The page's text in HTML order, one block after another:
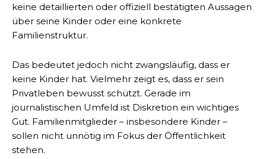
keine detaillierten oder offiziell bestätigten Aussagen
über seine Kinder oder eine konkrete
Familienstruktur.
Das bedeutet jedoch nicht zwangsläufig, dass er
keine Kinder hat. Vielmehr zeigt es, dass er sein
Privatleben bewusst schützt. Gerade im
journalistischen Umfeld ist Diskretion ein wichtiges
Gut. Familienmitglieder – insbesondere Kinder –
sollen nicht unnötig im Fokus der Öffentlichkeit
stehen.